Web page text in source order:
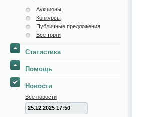
Аукционы
Конкурсы
Публичные предложения
Все торги
Статистика
Помощь
Новости
Все новости
25.12.2025 17:50